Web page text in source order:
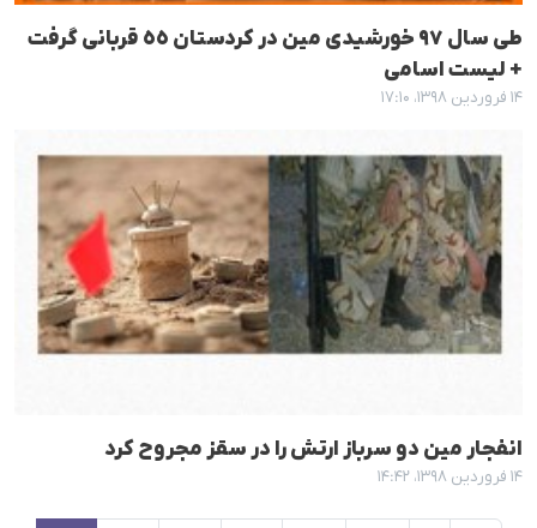
طی سال ٩٧ خورشیدی مین در کردستان ٥٥ قربانی گرفت
+ لیست اسامی
۱۴ فروردین ۱۳۹۸، ۱۷:۱۰
انفجار مین دو سرباز ارتش را در سقز مجروح کرد
۱۴ فروردین ۱۳۹۸، ۱۴:۴۲